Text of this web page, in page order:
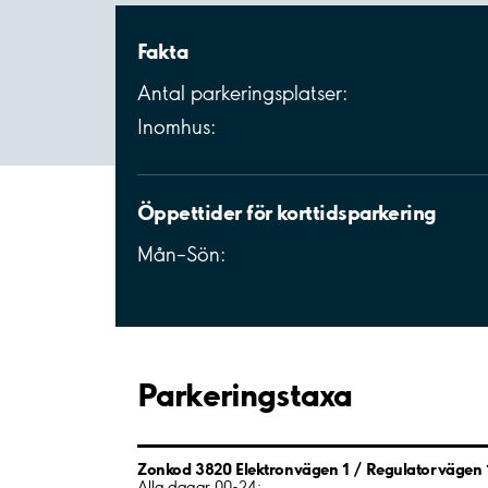
Fakta
Antal parkeringsplatser:
Inomhus:
Öppettider för korttidsparkering
Mån–Sön:
Parkeringstaxa
Zonkod 3820 Elektronvägen 1 / Regulatorvägen